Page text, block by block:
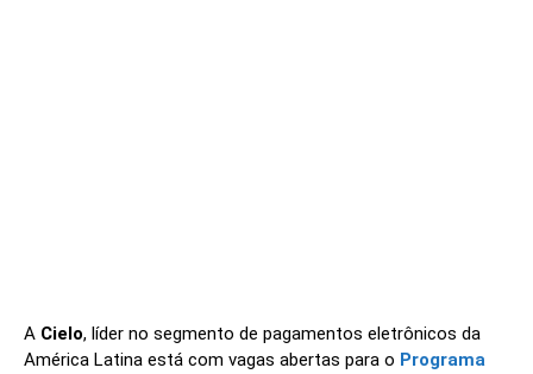
A Cielo, líder no segmento de pagamentos eletrônicos da
América Latina está com vagas abertas para o Programa